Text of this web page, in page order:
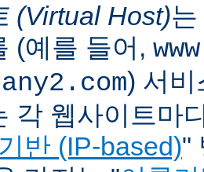
(Virtual Host)
(예를 들어,
) 서비
각 웹사이트마
반 (IP-based)"